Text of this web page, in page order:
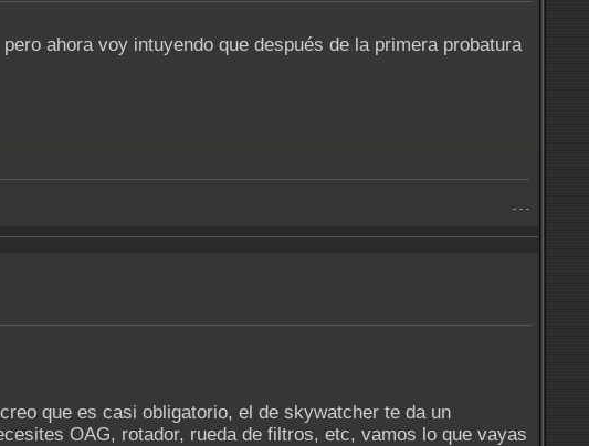
ahora voy intuyendo que después de la primera probatura
- - -
que es casi obligatorio, el de skywatcher te da un
OAG, rotador, rueda de filtros, etc, vamos lo que vayas